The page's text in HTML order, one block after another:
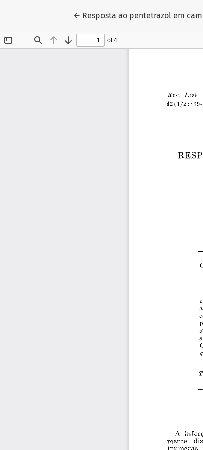
← Voltar aos Detalhes do Artigo
Resposta ao pentetrazol em